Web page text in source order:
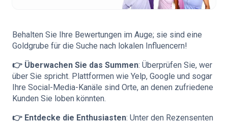
Behalten Sie Ihre Bewertungen im Auge; sie sind eine
Goldgrube für die Suche nach lokalen Influencern!
👉 Überwachen Sie das Summen: Überprüfen Sie, wer
über Sie spricht. Plattformen wie Yelp, Google und sogar
Ihre Social-Media-Kanäle sind Orte, an denen zufriedene
Kunden Sie loben könnten.
👉 Entdecke die Enthusiasten: Unter den Rezensenten